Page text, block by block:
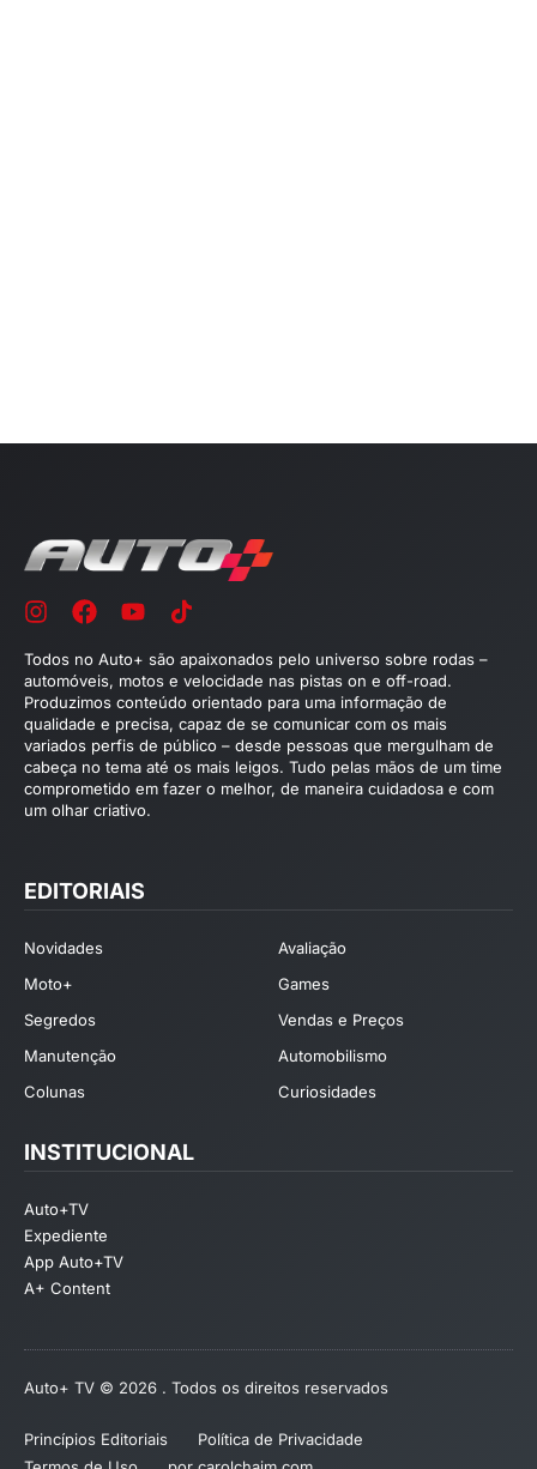
Todos no Auto+ são apaixonados pelo universo sobre rodas –
automóveis, motos e velocidade nas pistas on e off-road.
Produzimos conteúdo orientado para uma informação de
qualidade e precisa, capaz de se comunicar com os mais
variados perfis de público – desde pessoas que mergulham de
cabeça no tema até os mais leigos. Tudo pelas mãos de um time
comprometido em fazer o melhor, de maneira cuidadosa e com
um olhar criativo.
EDITORIAIS
Novidades
Avaliação
Moto+
Games
Segredos
Vendas e Preços
Manutenção
Automobilismo
Colunas
Curiosidades
INSTITUCIONAL
Auto+TV
Expediente
App Auto+TV
A+ Content
Auto+ TV © 2026 . Todos os direitos reservados
Princípios Editoriais
Política de Privacidade